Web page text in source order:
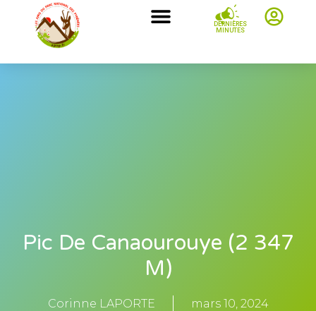
DERNIÈRES
MINUTES
Pic De Canaourouye (2 347
M)
Corinne LAPORTE mars 10, 2024